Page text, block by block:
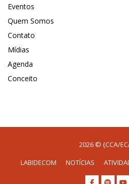
Eventos
Quem Somos
Contato
Mídias
Agenda
Conceito
2026 © {CCA/
LABIDECOM
NOTÍCIAS